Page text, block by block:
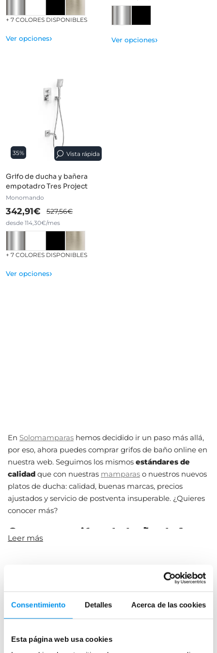
Consentimiento Detalles Acerca de las cookies
Esta página web usa cookies
+ 7 COLORES DISPONIBLES
Ver opciones› Ver opciones›
35% Vista rápida
Grifo de ducha y bañera
empotadro Tres Project
Monomando
342,91€ 527,56€
desde 114,30€/mes
+ 7 COLORES DISPONIBLES
Ver opciones›
En Solomamparas hemos decidido ir un paso más allá,
por eso, ahora puedes comprar grifos de baño online en
nuestra web. Seguimos los mismos estándares de
calidad que con nuestras mamparas o nuestros nuevos
platos de ducha: calidad, buenas marcas, precios
ajustados y servicio de postventa insuperable. ¿Quieres
conocer más?
Comprar grifos de baño de las
En nuestro nuevo catálogo de grifería contamos con
los
de grifos de baño. Así, podemos
ofrecerte una variedad espectacular que te hará dudar
hasta de tu elección, ¡te gustarán todos!
especializados, así que no importa el rango de precio
Leer más